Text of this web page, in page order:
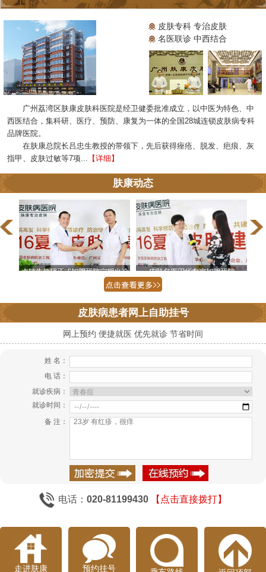
皮肤专科 专治皮肤
名医联诊 中西结合
广州荔湾区肤康皮肤科医院是经卫健委批准成立，以中医为特色、中
西医结合，集科研、医疗、预防、康复为一体的全国28城连锁皮肤病专科
品牌医院。
在肤康总院长吕忠生教授的带领下，先后获得痤疮、脱发、疤痕、灰
指甲、皮肤过敏等7项... 【详细】
肤康动态
皮肤病患者网上自助挂号
网上预约 便捷就医 优先就诊 节省时间
姓 名：
电 话：
就诊疾病：
就诊时间：
备 注：
电话：020-81199430 【点击直接拨打】
走进肤康 预约挂号